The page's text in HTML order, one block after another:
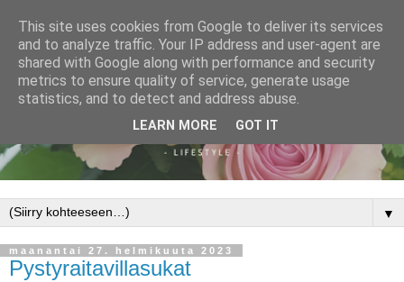
▼
maanantai 27. helmikuuta 2023
Pystyraitavillasukat
This site uses cookies from Google to deliver its services
and to analyze traffic. Your IP address and user-agent are
shared with Google along with performance and security
metrics to ensure quality of service, generate usage
statistics, and to detect and address abuse.
LEARN MORE GOT IT